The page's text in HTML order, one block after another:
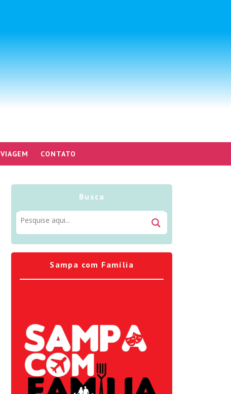
VIAGEM CONTATO
Busca
Sampa com Família